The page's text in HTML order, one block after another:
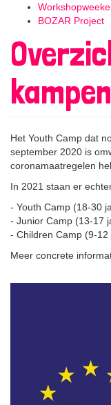
BOZAR Project
Het Youth Camp dat
september 2020 is
coronamaatregelen
In 2021 staan er
- Youth Camp (18-30
- Junior Camp (13-17
- Children Camp (9-
Meer concrete